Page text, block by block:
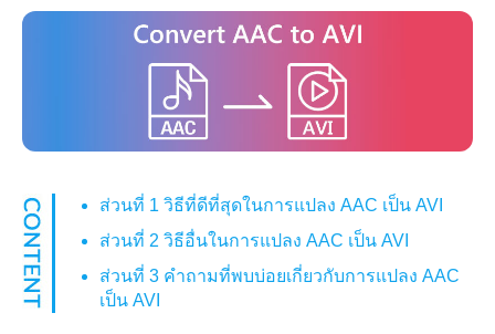
ส่วนที่ 1 วิธีที่ดีที่สุดในการแปลง AAC เป็น AVI
ส่วนที่ 2 วิธีอื่นในการแปลง AAC เป็น AVI
ส่วนที่ 3 คำถามที่พบบ่อยเกี่ยวกับการแปลง AAC
เป็น AVI